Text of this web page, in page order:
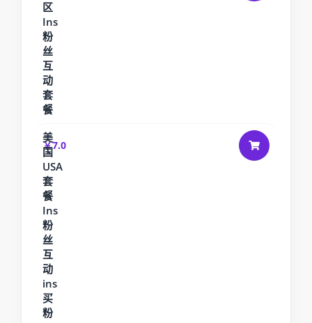
区
Ins
粉
丝
互
动
套
餐
美
国
USA
套
餐
Ins
粉
丝
互
动
ins
买
粉
￥7.0